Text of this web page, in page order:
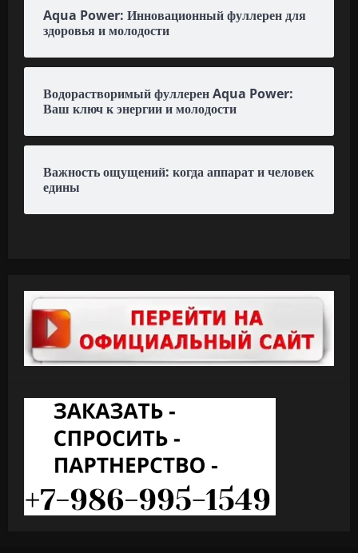
Aqua Power: Инновационный фуллерен для
здоровья и молодости
Водорастворимый фуллерен Aqua Power:
Ваш ключ к энергии и молодости
Важность ощущений: когда аппарат и человек
едины